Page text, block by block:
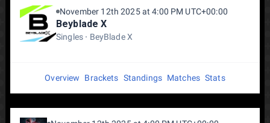
November 12th 2025 at 4:00 PM UTC+00:00
Beyblade X
Singles BeyBlade X
Overview Brackets Standings Matches Stats